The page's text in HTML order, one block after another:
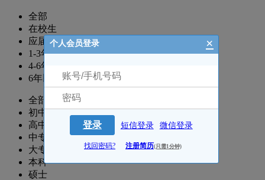
全部
在校生
应届生
1-3年
4-6年
6年以上
全部
初中
高中
中专
大专
本科
硕士
个人会员登录 ×
登录 短信登录 微信登录
找回密码? 注册简历(只需1分钟)